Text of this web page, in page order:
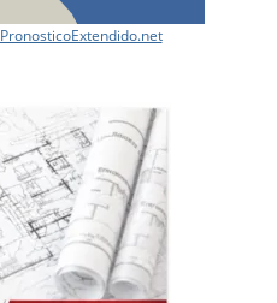
PronosticoExtendido.net